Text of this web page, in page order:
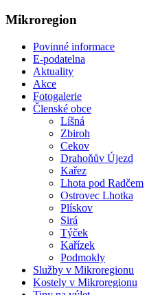
Mikroregion
Povinné informace
E-podatelna
Aktuality
Akce
Fotogalerie
Členské obce
Líšná
Zbiroh
Cekov
Drahoňův Újezd
Kařez
Lhota pod Radčem
Ostrovec Lhotka
Plískov
Sirá
Týček
Kařízek
Podmokly
Služby v Mikroregionu
Kostely v Mikroregionu